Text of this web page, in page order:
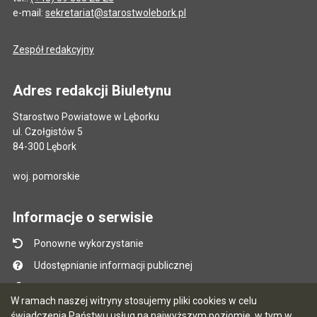
W ramach naszej witryny stosujemy pliki cookies w celu
e-mail: sekretariat@starostwolebork.pl
Zespół redakcyjny
Adres redakcji Biuletynu
Starostwo Powiatowe w Lęborku
ul. Czołgistów 5
84-300 Lębork
woj. pomorskie
Informacje o serwisie
Ponowne wykorzystanie
Udostępnianie informacji publicznej
Instrukcja obsługi